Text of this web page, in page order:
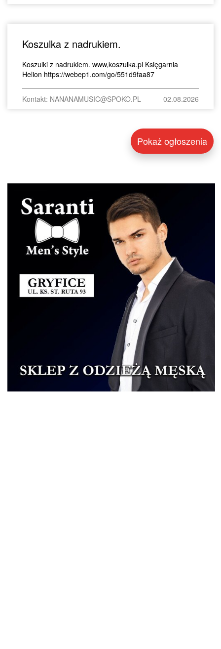
Koszulka z nadrukiem.
Koszulki z nadrukiem. www,koszulka.pl Księgarnia
Helion https://webep1.com/go/551d9faa87
Kontakt: NANANAMUSIC@SPOKO.PL 02.08.2026
Pokaż ogłoszenia